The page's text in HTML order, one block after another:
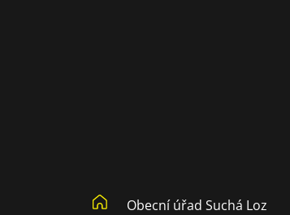
Obecní úřad Suchá Loz